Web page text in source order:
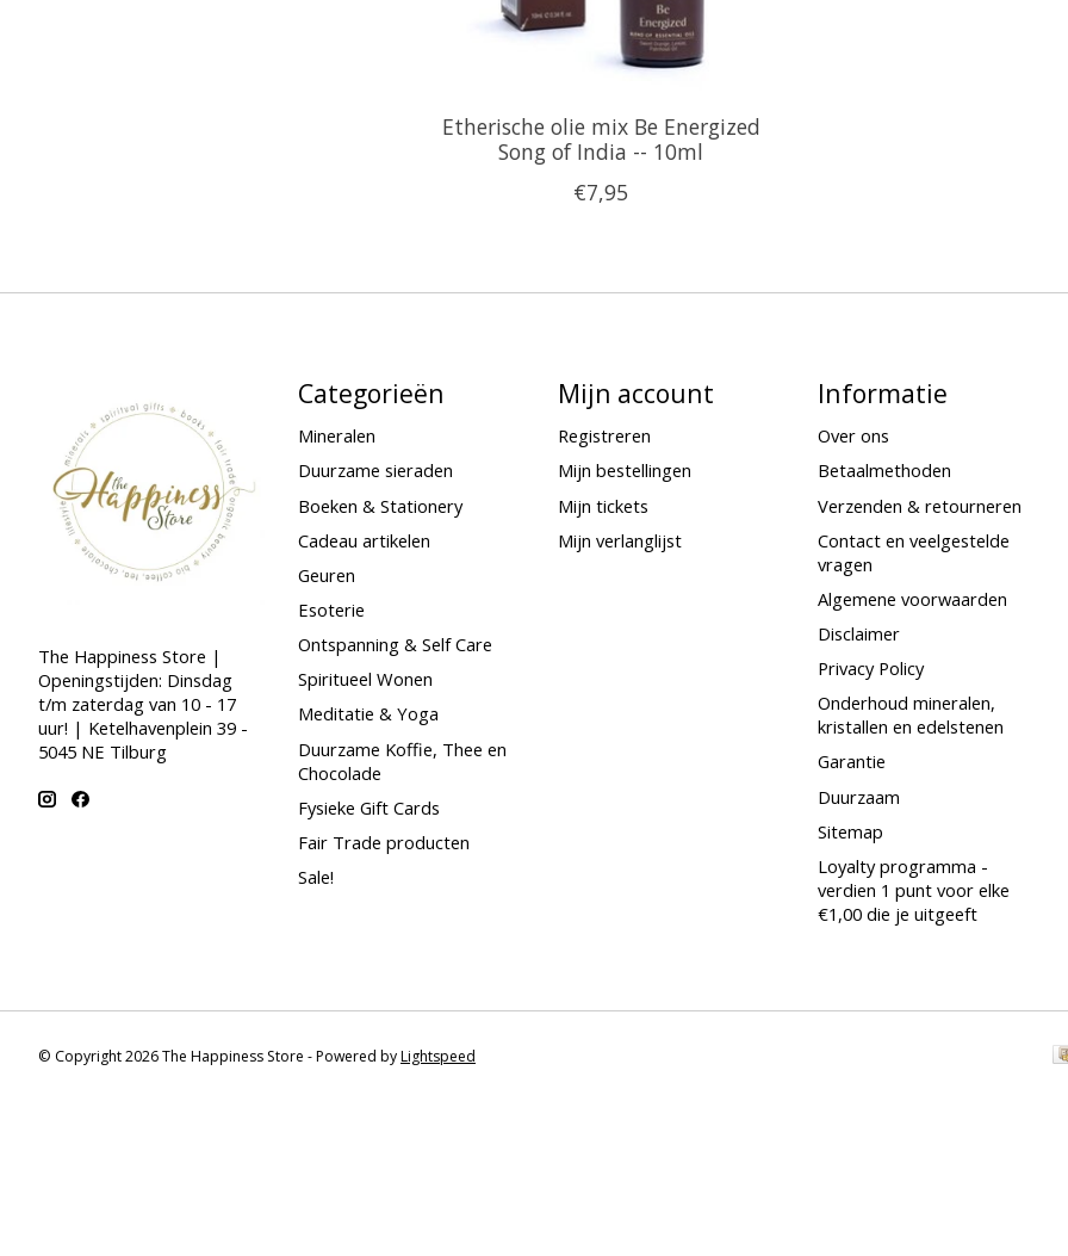
Etherische olie mix Be Energized
Song of India -- 10ml
€7,95
The Happiness Store |
Openingstijden: Dinsdag
t/m zaterdag van 10 - 17
uur! | Ketelhavenplein 39 -
5045 NE Tilburg
Categorieën
Mineralen
Duurzame sieraden
Boeken & Stationery
Cadeau artikelen
Geuren
Esoterie
Ontspanning & Self Care
Spiritueel Wonen
Meditatie & Yoga
Duurzame Koffie, Thee en
Chocolade
Fysieke Gift Cards
Fair Trade producten
Sale!
Mijn account
Registreren
Mijn bestellingen
Mijn tickets
Mijn verlanglijst
Informatie
Over ons
Betaalmethoden
Verzenden & retourneren
Contact en veelgestelde
vragen
Algemene voorwaarden
Disclaimer
Privacy Policy
Onderhoud mineralen,
kristallen en edelstenen
Garantie
Duurzaam
Sitemap
Loyalty programma -
verdien 1 punt voor elke
€1,00 die je uitgeeft
© Copyright 2026 The Happiness Store - Powered byLightspeed